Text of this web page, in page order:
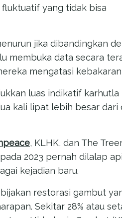
yang tidak bisa
jika dibandingkan
membuka data secara
mengatasi kebakaran
luas indikatif karhutla
kali lipat lebih besar dari
, KLHK, dan The
2023 pernah dilalap
kejadian baru.
restorasi gambut
Sekitar 28% atau